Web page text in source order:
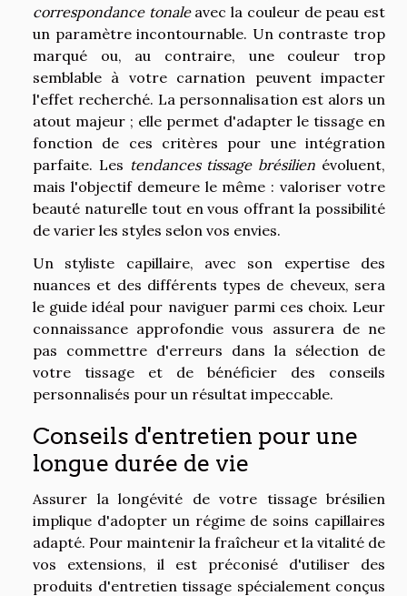
correspondance tonaleavec la couleur de peau est
un paramètre incontournable. Un contraste trop
marqué ou, au contraire, une couleur trop
semblable à votre carnation peuvent impacter
l'effet recherché. La personnalisation est alors un
atout majeur ; elle permet d'adapter le tissage en
fonction de ces critères pour une intégration
parfaite. Les tendances tissage brésilien évoluent,
mais l'objectif demeure le même : valoriser votre
beauté naturelle tout en vous offrant la possibilité
de varier les styles selon vos envies.
Un styliste capillaire, avec son expertise des
nuances et des différents types de cheveux, sera
le guide idéal pour naviguer parmi ces choix. Leur
connaissance approfondie vous assurera de ne
pas commettre d'erreurs dans la sélection de
votre tissage et de bénéficier des conseils
personnalisés pour un résultat impeccable.
Conseils d'entretien pour une
longue durée de vie
Assurer la longévité de votre tissage brésilien
implique d'adopter un régime de soins capillaires
adapté. Pour maintenir la fraîcheur et la vitalité de
vos extensions, il est préconisé d'utiliser des
produits d'entretien tissage spécialement conçus